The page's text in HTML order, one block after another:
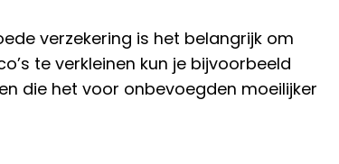
verzekering is het belangrijk om
te verkleinen kun je bijvoorbeeld
die het voor onbevoegden moeilijker